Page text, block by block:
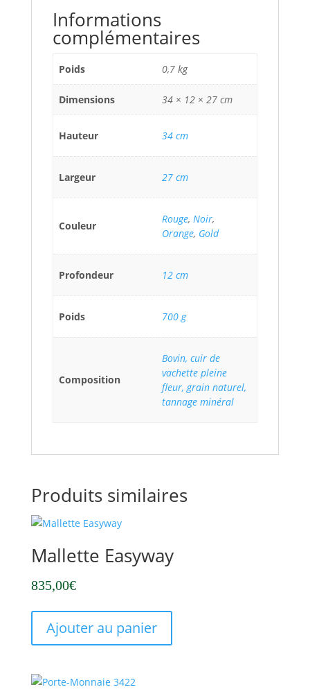
Informations
complémentaires
Poids 0,7 kg
Dimensions 34 × 12 × 27 cm
Hauteur 34 cm
Largeur 27 cm
Couleur
Rouge, Noir,
Orange, Gold
Profondeur 12 cm
Poids 700 g
Composition
Bovin, cuir de
vachette pleine
fleur, grain naturel,
tannage minéral
Produits similaires
Mallette Easyway
835,00€
Ajouter au panier